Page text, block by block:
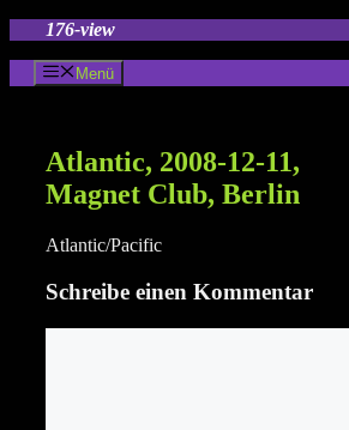
springen
176-view
Menü
Atlantic, 2008-12-11,
Magnet Club, Berlin
Atlantic/Pacific
Schreibe einen Kommentar